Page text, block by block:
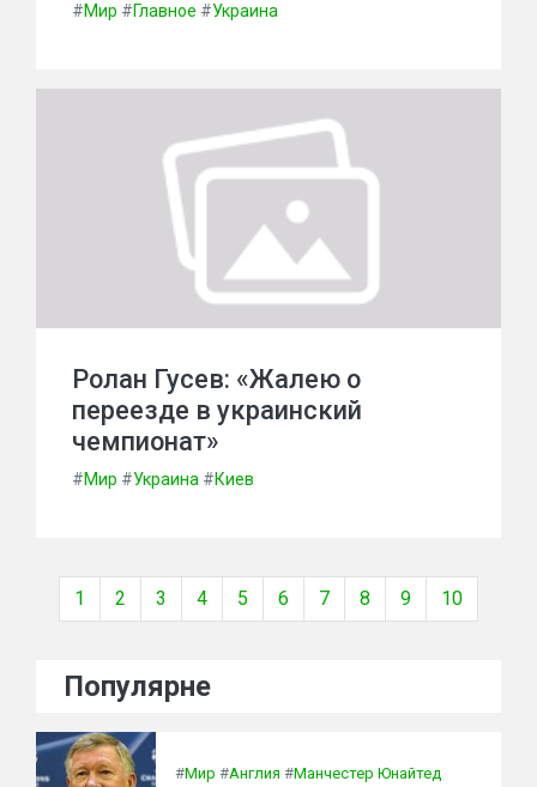
#Мир #Главное #Украина
Ролан Гусев: «Жалею о
переезде в украинский
чемпионат»
#Мир #Украина #Киев
1 2 3 4 5 6 7 8 9 10
Популярне
#Мир #Англия #Манчестер Юнайтед